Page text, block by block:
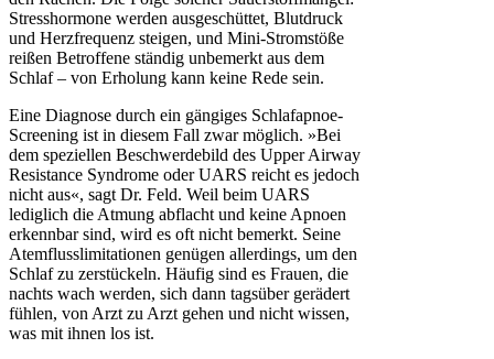
Stresshormone werden ausgeschüttet, Blutdruck
und Herzfrequenz steigen, und Mini-Stromstöße
reißen Betroffene ständig unbemerkt aus dem
Schlaf – von Erholung kann keine Rede sein.
Eine Diagnose durch ein gängiges Schlafapnoe-
Screening ist in diesem Fall zwar möglich. »Bei
dem speziellen Beschwerdebild des Upper Airway
Resistance Syndrome oder UARS reicht es jedoch
nicht aus«, sagt Dr. Feld. Weil beim UARS
lediglich die Atmung abflacht und keine Apnoen
erkennbar sind, wird es oft nicht bemerkt. Seine
Atemflusslimitationen genügen allerdings, um den
Schlaf zu zerstückeln. Häufig sind es Frauen, die
nachts wach werden, sich dann tagsüber gerädert
fühlen, von Arzt zu Arzt gehen und nicht wissen,
was mit ihnen los ist.